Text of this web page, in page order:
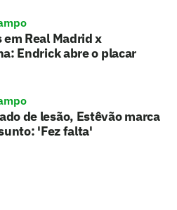
em Real Madrid x
Endrick abre o placar
de lesão, Estêvão marca
'Fez falta'